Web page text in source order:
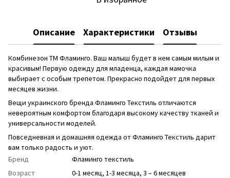
Описание Характеристики Отзывы
Комбинезон ТМ Фламинго. Ваш малыш будет в нем самым милым и
красивым! Первую одежду для младенца, каждая мамочка
выбирает с особым трепетом. Прекрасно подойдет для первых
месяцев жизни.
Вещи украинского бренда Фламинго Текстиль отличаются
невероятным комфортом благодаря высокому качеству тканей и
универсальности моделей.
Повседневная и домашняя одежда от Фламинго Текстиль дарит
вам только радость и уют.
Бренд
Фламинго текстиль
Возраст
0-1 месяц, 1-3 месяца, 3 – 6 месяцев